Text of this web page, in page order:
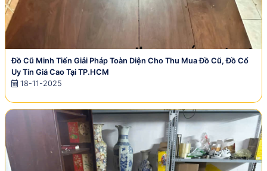
Đồ Cũ Minh Tiến Giải Pháp Toàn Diện Cho Thu Mua Đồ Cũ, Đồ Cổ
Uy Tín Giá Cao Tại TP.HCM
18-11-2025